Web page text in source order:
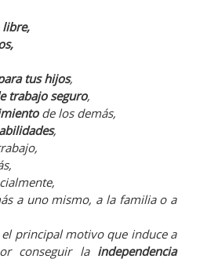
tus hijos,
trabajo seguro,
de los demás,
,
a uno mismo, a la familia o a
principal motivo que induce a
conseguir la independencia